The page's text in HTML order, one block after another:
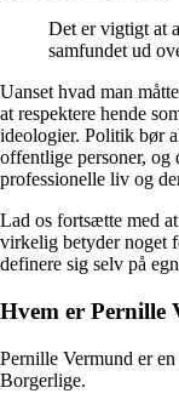
Det er vigtigt at
samfundet ud
Uanset hvad man
at respektere hende
ideologier. Politik bør
offentlige personer, og
professionelle liv og
Lad os fortsætte med
virkelig betyder noget
definere sig selv på
Hvem er Pernille
Pernille Vermund er
Borgerlige.